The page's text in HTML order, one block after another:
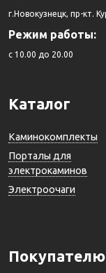
г.Новокузнецк, пр-кт.
Режим работы:
c 10.00 до 20.00
Каталог
Каминокомплекты
Порталы для
электрокаминов
Электроочаги
Покупателю